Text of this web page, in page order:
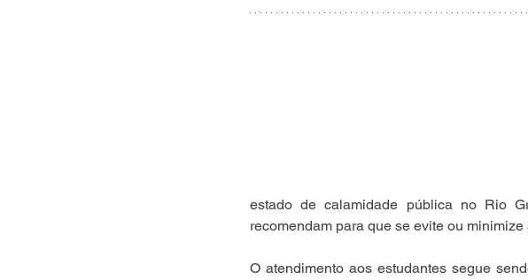
estado de calamidade pública no Rio
recomendam para que se evite ou
O atendimento aos estudantes segue